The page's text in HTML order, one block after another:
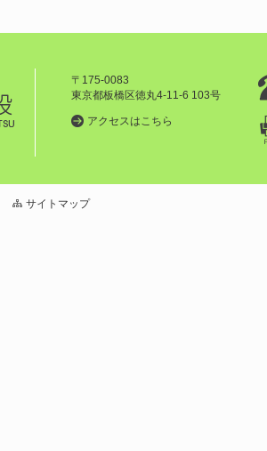
〒175-0083
東京都板橋区徳丸4-11-6 103号
アクセスはこちら
サイトマップ